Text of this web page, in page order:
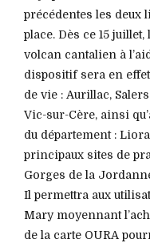
précédentes les deux
place. Dès ce 15
volcan cantalien à
dispositif sera en
de vie : Aurillac,
Vic-sur-Cère, ainsi
du département :
principaux sites de
Gorges de la
Il permettra aux
Mary moyennant
de la carte OURA